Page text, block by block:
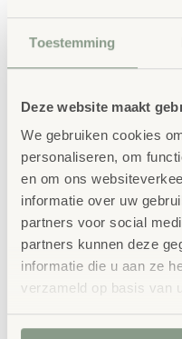
Toestemming
Deze website maakt
We gebruiken cookies
personaliseren, om
en om ons
informatie over uw
partners voor social
partners kunnen deze
informatie die u aan ze
verzameld op basis van
Kleur Groen,